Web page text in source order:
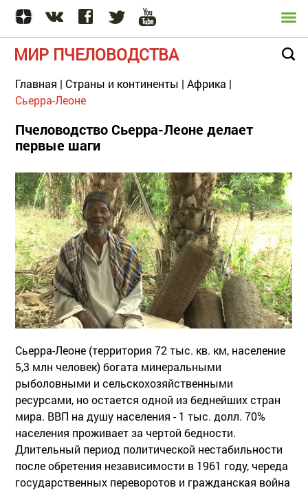
МИР ПЧЕЛОВОДСТВА
Главная | Страны и континенты | Африка |
Сьерра-Леоне
Пчеловодство Сьерра-Леоне делает
первые шаги
Сьерра-Леоне (территория 72 тыс. кв. км, население
5,3 млн человек) богата минеральными
рыболовными и сельскохозяйственными
ресурсами, но остается одной из беднейших стран
мира. ВВП на душу населения - 1 тыс. долл. 70%
населения проживает за чертой бедности.
Длительный период политической нестабильности
после обретения независимости в 1961 году, череда
государственных переворотов и гражданская война